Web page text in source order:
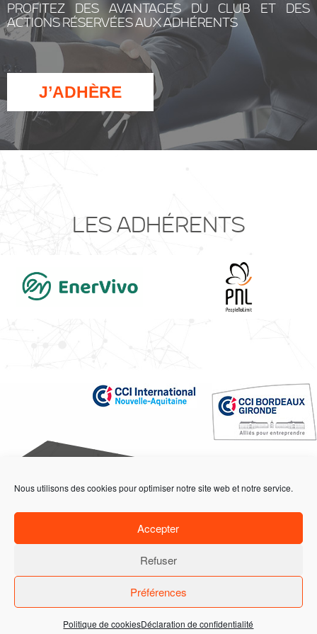
Nous utilisons des cookies pour optimiser notre site web et notre service.
Accepter
Refuser
Préférences
Politique de cookiesDéclaration de confidentialité
PROFITEZ DES AVANTAGES DU CLUB ET DES
ACTIONS RÉSERVÉES AUX ADHÉRENTS
J’ADHÈRE
LES ADHÉRENTS
ACCUEIL
ACTIONS
PROGRAMME
DEMANDE D'INFORMATIONS
ADHÉRER
17, PLACE DE LA BOURSE 33076 BORDEAUX CEDEX | TÉL. +33 (0)6 32 26 89 81 |